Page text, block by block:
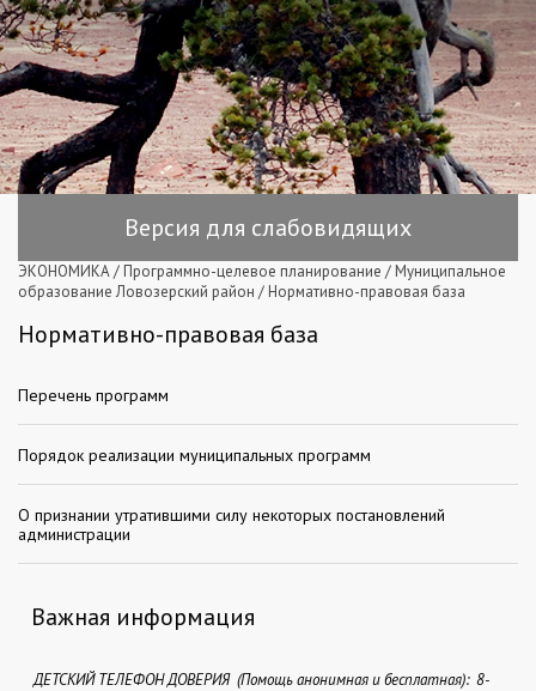
Версия для слабовидящих
ЭКОНОМИКА/ Программно-целевое планирование / Муниципальное
образование Ловозерский район / Нормативно-правовая база
Нормативно-правовая база
Перечень программ
Порядок реализации муниципальных программ
О признании утратившими силу некоторых постановлений
администрации
Важная информация
ДЕТСКИЙ ТЕЛЕФОН ДОВЕРИЯ (Помощь анонимная и бесплатная): 8-